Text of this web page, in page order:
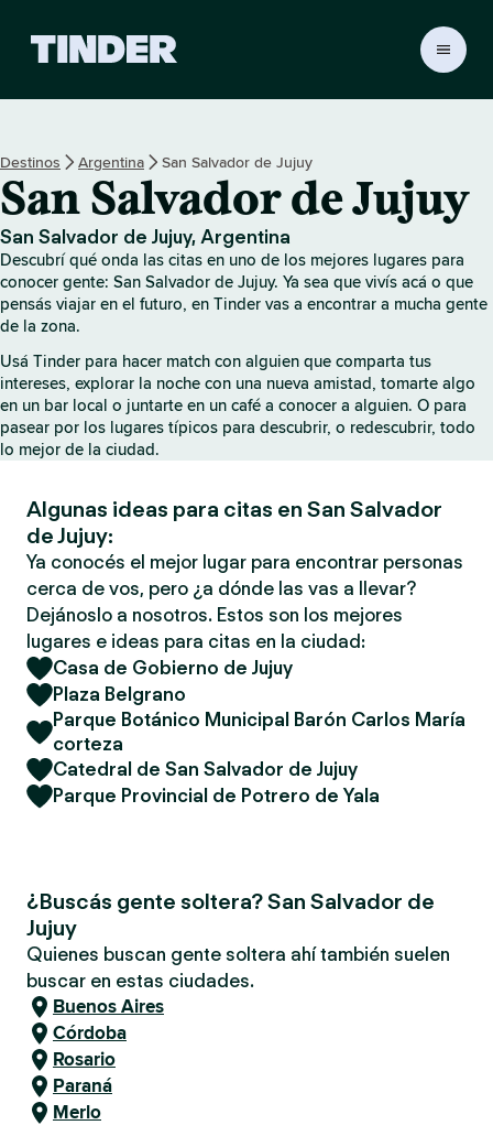
o
d
e
T
i
n
d
Destinos Argentina San Salvador de Jujuy
San Salvador de Jujuy
San Salvador de Jujuy, Argentina
Descubrí qué onda las citas en uno de los mejores lugares para
conocer gente: San Salvador de Jujuy. Ya sea que vivís acá o que
pensás viajar en el futuro, en Tinder vas a encontrar a mucha gente
de la zona.
Usá Tinder para hacer match con alguien que comparta tus
intereses, explorar la noche con una nueva amistad, tomarte algo
en un bar local o juntarte en un café a conocer a alguien. O para
pasear por los lugares típicos para descubrir, o redescubrir, todo
lo mejor de la ciudad.
Algunas ideas para citas en San Salvador
de Jujuy:
Ya conocés el mejor lugar para encontrar personas
cerca de vos, pero ¿a dónde las vas a llevar?
Dejánoslo a nosotros. Estos son los mejores
lugares e ideas para citas en la ciudad:
Casa de Gobierno de Jujuy
Plaza Belgrano
Parque Botánico Municipal Barón Carlos María
corteza
Catedral de San Salvador de Jujuy
Parque Provincial de Potrero de Yala
¿Buscás gente soltera? San Salvador de
Jujuy
Quienes buscan gente soltera ahí también suelen
buscar en estas ciudades.
Buenos Aires
Córdoba
Rosario
Paraná
Merlo